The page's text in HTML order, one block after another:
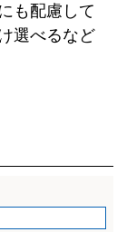
も配慮して
選べるなど